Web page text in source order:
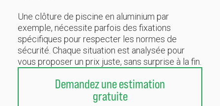
Une clôture de piscine en aluminium par
exemple, nécessite parfois des fixations
spécifiques pour respecter les normes de
sécurité. Chaque situation est analysée pour
vous proposer un prix juste, sans surprise à la fin.
Demandez une estimation
gratuite